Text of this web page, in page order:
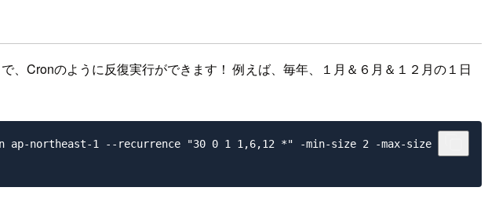
Cronのように反復実行ができます！ 例えば、毎年、１月＆６月＆１２月の１日
ap-northeast-1 --recurrence "30 0 1 1,6,12 *" -min-size 2 -max-size 2